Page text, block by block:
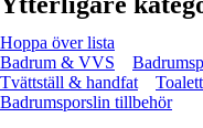
Hoppa över lista
Badrum & VVS
Tvättställ & handfat
Badrumsporslin tillbehör